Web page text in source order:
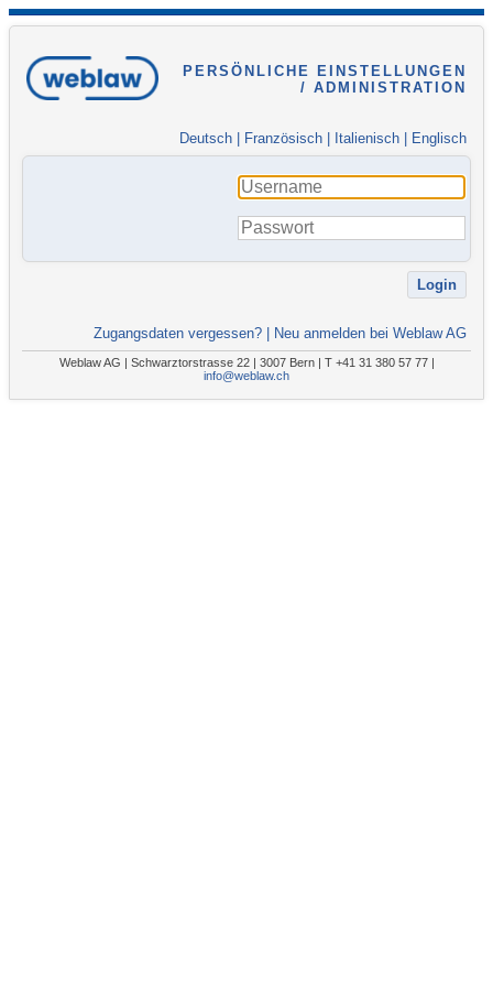
PERSÖNLICHE EINSTELLUNGEN
/ ADMINISTRATION
Deutsch Französisch Italienisch Englisch
Zugangsdaten vergessen? Neu anmelden bei Weblaw AG
Weblaw AG | Schwarztorstrasse 22 | 3007 Bern | T +41 31 380 57 77 |
info@weblaw.ch